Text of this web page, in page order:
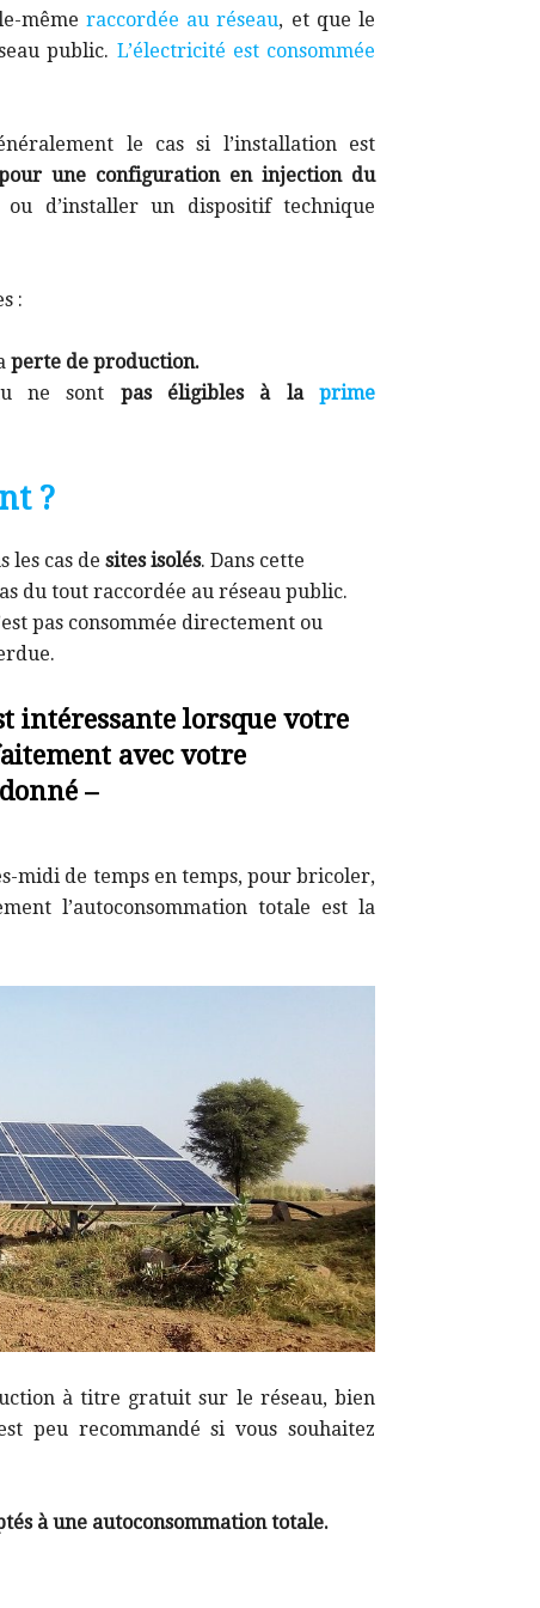
même raccordée au réseau, et que le
public. L’électricité est consommée
le cas si l’installation est
une configuration en injection du
d’installer un dispositif technique
:
perte de production.
ne sont pas éligibles à laprime
?
les cas de sites isolés. Dans cette
du tout raccordée au réseau public.
pas consommée directement ou
intéressante lorsque votre
avec votre
–
midi de temps en temps, pour bricoler,
l’autoconsommation totale est la
à titre gratuit sur le réseau, bien
peu recommandé si vous souhaitez
à une autoconsommation totale.